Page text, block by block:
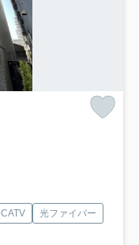
CATV
光ファイバー